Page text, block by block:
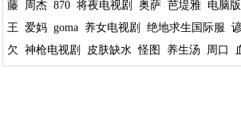
藤 周杰 870 将夜电视剧 奥萨 芭堤雅 电脑
王 爱妈 goma 养女电视剧 绝地求生国际服
欠
神枪电视剧 皮肤缺水 怪图 养生汤 周口